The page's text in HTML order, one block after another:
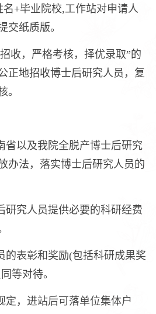
+毕业院校,工作站对申请人
交纸质版。
，严格考核，择优录取”的
正地招收博士后研究人员，复
。
以及我院全脱产博士后研究
办法，落实博士后研究人员的
究人员提供必要的科研经费
表彰和奖励(包括科研成果奖
等对待。
，进站后可落单位集体户